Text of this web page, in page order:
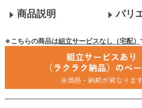
商品説明 バリ
※こちらの商品は組立サービスなし（宅配）